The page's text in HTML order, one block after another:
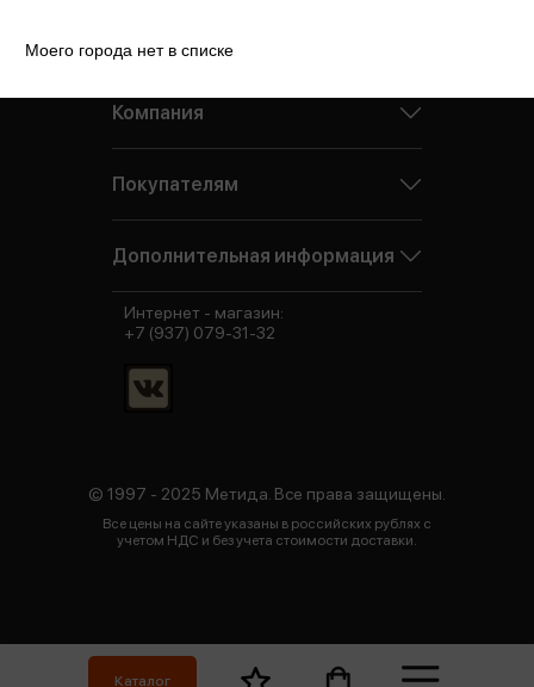
Каталог
Моего города нет в списке
Компания
Покупателям
Дополнительная информация
© 1997 - 2025 Метида. Все права защищены.
Все цены на сайте указаны в российских рублях с
учетом НДС и без учета стоимости доставки.
Интернет - магазин:
+7 (937) 079-31-32